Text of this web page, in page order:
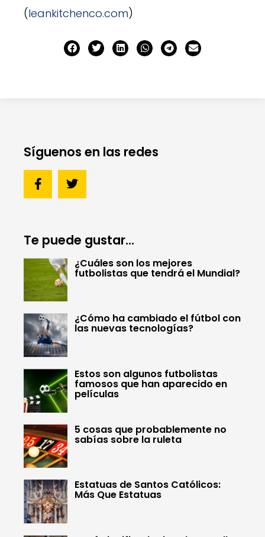
(leankitchenco.com)
Síguenos en las redes
Te puede gustar...
¿Cuáles son los mejores
futbolistas que tendrá el Mundial?
¿Cómo ha cambiado el fútbol con
las nuevas tecnologías?
Estos son algunos futbolistas
famosos que han aparecido en
películas
5 cosas que probablemente no
sabías sobre la ruleta
Estatuas de Santos Católicos:
Más Que Estatuas